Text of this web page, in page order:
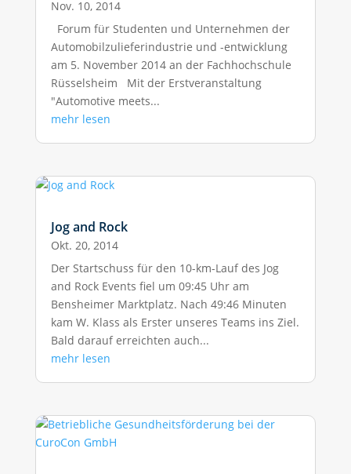
Nov. 10, 2014
Forum für Studenten und Unternehmen der
Automobilzulieferindustrie und -entwicklung
am 5. November 2014 an der Fachhochschule
Rüsselsheim Mit der Erstveranstaltung
"Automotive meets...
mehr lesen
Jog and Rock
Okt. 20, 2014
Der Startschuss für den 10-km-Lauf des Jog
and Rock Events fiel um 09:45 Uhr am
Bensheimer Marktplatz. Nach 49:46 Minuten
kam W. Klass als Erster unseres Teams ins Ziel.
Bald darauf erreichten auch...
mehr lesen